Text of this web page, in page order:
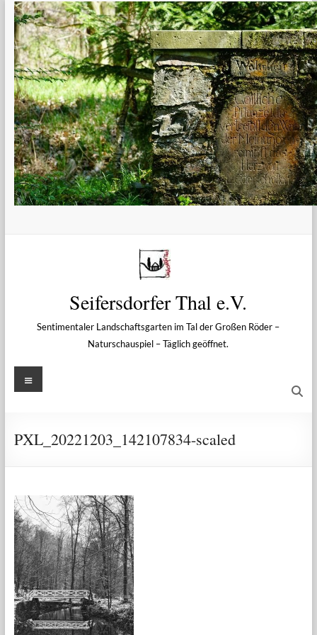
Zum
Inhalt
springen
Seifersdorfer Thal e.V.
Sentimentaler Landschaftsgarten im Tal der Großen Röder –
Naturschauspiel – Täglich geöffnet.
Menü
PXL_20221203_142107834-scaled